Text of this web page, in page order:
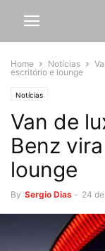
Home Notícias
escritório e lounge
Notícias
Van de
Benz
lounge
By Sergio Dias - 24